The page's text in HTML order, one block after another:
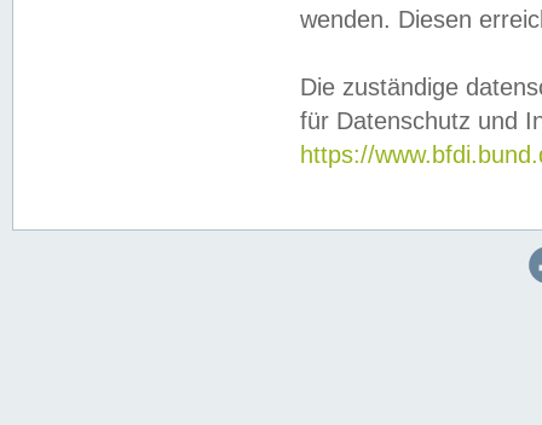
wenden. Diesen
Die zuständige
für Datenschutz und
https://